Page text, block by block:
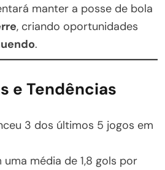
manter a posse de bola
, criando oportunidades
.
e Tendências
3 dos últimos 5 jogos em
uma média de 1,8 gols por